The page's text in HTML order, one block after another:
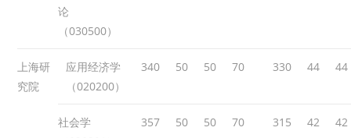
论
（030500）
上海研
究院
应用经济学
（020200）
340 50 50 70 330 44 44
社会学
357 50 50 70 315 42 42